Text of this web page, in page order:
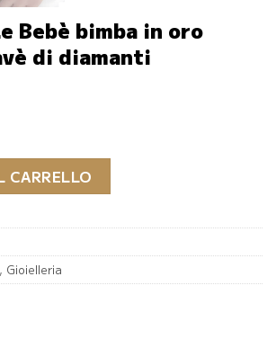
Bebè bimba in oro
di diamanti
CARRELLO
, Gioielleria